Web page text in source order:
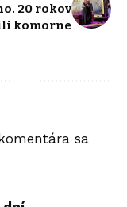
20 rokov
komorne
sa